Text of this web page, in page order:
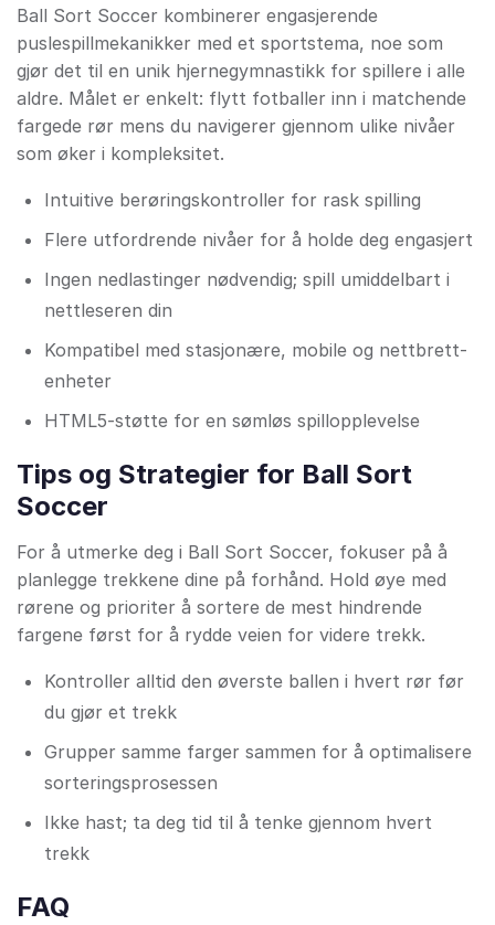
Ball Sort Soccer kombinerer engasjerende
puslespillmekanikker med et sportstema, noe som
gjør det til en unik hjernegymnastikk for spillere i alle
aldre. Målet er enkelt: flytt fotballer inn i matchende
fargede rør mens du navigerer gjennom ulike nivåer
som øker i kompleksitet.
Intuitive berøringskontroller for rask spilling
Flere utfordrende nivåer for å holde deg engasjert
Ingen nedlastinger nødvendig; spill umiddelbart i
nettleseren din
Kompatibel med stasjonære, mobile og nettbrett-
enheter
HTML5-støtte for en sømløs spillopplevelse
Tips og Strategier for Ball Sort
Soccer
For å utmerke deg i Ball Sort Soccer, fokuser på å
planlegge trekkene dine på forhånd. Hold øye med
rørene og prioriter å sortere de mest hindrende
fargene først for å rydde veien for videre trekk.
Kontroller alltid den øverste ballen i hvert rør før
du gjør et trekk
Grupper samme farger sammen for å optimalisere
sorteringsprosessen
Ikke hast; ta deg tid til å tenke gjennom hvert
trekk
FAQ